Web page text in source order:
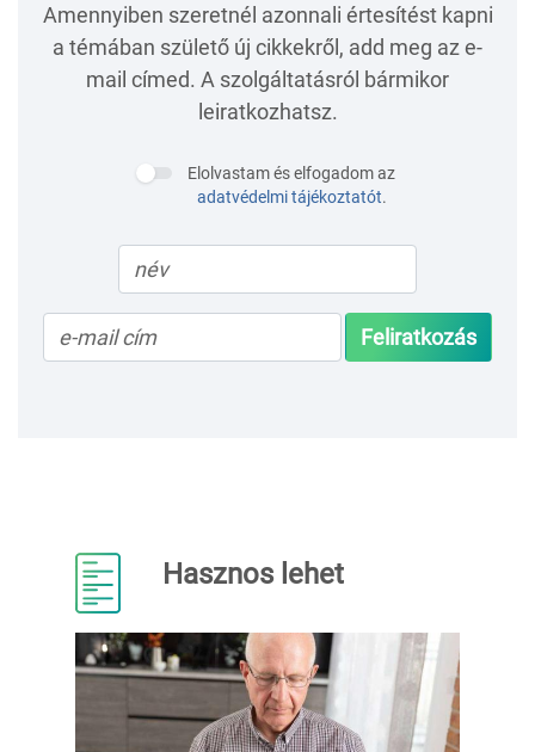
Amennyiben szeretnél azonnali értesítést kapni
a témában születő új cikkekről, add meg az e-
mail címed. A szolgáltatásról bármikor
leiratkozhatsz.
Elolvastam és elfogadom az
adatvédelmi tájékoztatót.
Feliratkozás
Hasznos lehet